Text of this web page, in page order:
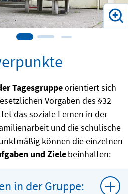
Tagesgruppeorientiert sich
Vorgaben des §32
das soziale Lernen in der
und die schulische
können die einzelnen
und Ziele beinhalten:
in der Gruppe: